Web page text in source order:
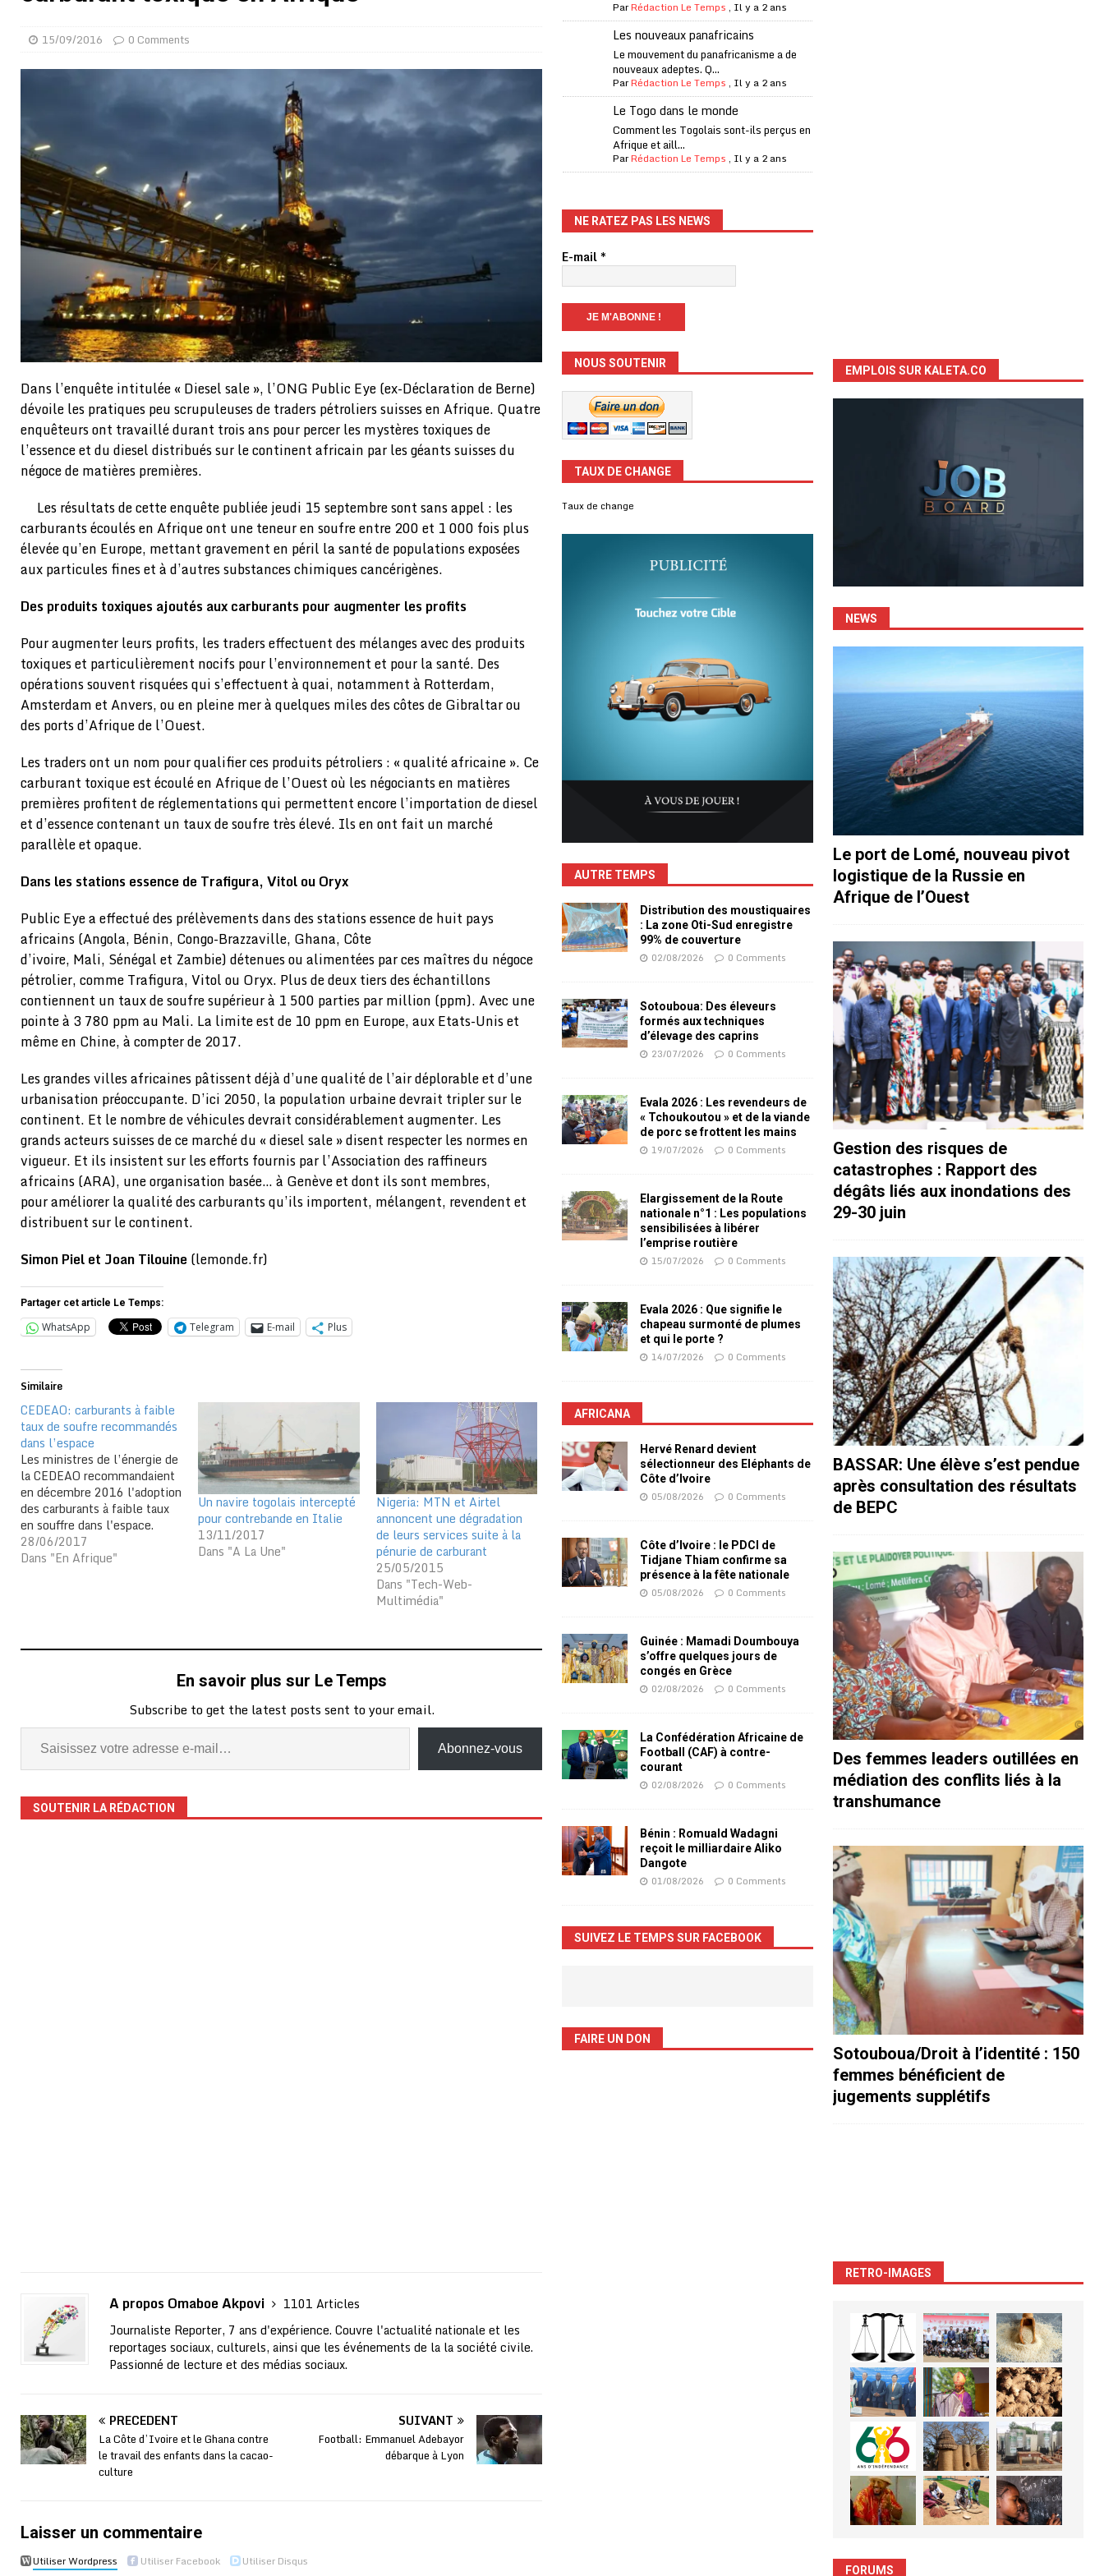
A LA UNE
[ 02/08/2026 ] La Confédération Africaine de Football (CAF) à contre-courant
[ 01/08/2026 ] Quatre candidats à la succession d’Infantino à la tête de la FIFA
A LA UNE
[ 01/08/2026 ]
Bénin : Romuald Wadagni reçoit le milliardaire Aliko Dangote
Niger : le FMI débloque une bouffée d’oxygène financière
ECONOMIE
Franco Baresi, légendaire défenseur de l’Italie et de l’AC Milan, est mort à 66 ans
A LA UNE
[ 31/07/2026 ] Benjamin Mendy a vendu aux enchères son trophée de la Coupe du monde
[ 31/07/2026 ] Bénin : les membres du Sénat installés
A LA UNE
[ 31/07/2026 ] Projet d’investisseurs à la Fifa: l’UEFA menace à «l’unanimité» d’un boycott des Coupes du monde
BUSINESS
[ 30/07/2026 ] Mali : au moins 19 soldats exécutés, Amnesty International exige une enquête
[ 05/08/2026 ] Hervé Renard devient sélectionneur des Eléphants de Côte d’Ivoire
15/09/2016 0 Comments
Dans l’enquête intitulée « Diesel sale », l’ONG Public Eye (ex-Déclaration de Berne)
dévoile les pratiques peu scrupuleuses de traders pétroliers suisses en Afrique. Quatre
enquêteurs ont travaillé durant trois ans pour percer les mystères toxiques de
l’essence et du diesel distribués sur le continent africain par les géants suisses du
négoce de matières premières.
Les résultats de cette enquête publiée jeudi 15 septembre sont sans appel : les
carburants écoulés en Afrique ont une teneur en soufre entre 200 et 1 000 fois plus
élevée qu’en Europe, mettant gravement en péril la santé de populations exposées
aux particules fines et à d’autres substances chimiques cancérigènes.
Des produits toxiques ajoutés aux carburants pour augmenter les profits
Pour augmenter leurs profits, les traders effectuent des mélanges avec des produits
toxiques et particulièrement nocifs pour l’environnement et pour la santé. Des
opérations souvent risquées qui s’effectuent à quai, notamment à Rotterdam,
Amsterdam et Anvers, ou en pleine mer à quelques miles des côtes de Gibraltar ou
des ports d’Afrique de l’Ouest.
Les traders ont un nom pour qualifier ces produits pétroliers : « qualité africaine ». Ce
carburant toxique est écoulé en Afrique de l’Ouest où les négociants en matières
premières profitent de réglementations qui permettent encore l’importation de diesel
et d’essence contenant un taux de soufre très élevé. Ils en ont fait un marché
parallèle et opaque.
Dans les stations essence de Trafigura, Vitol ou Oryx
Public Eye a effectué des prélèvements dans des stations essence de huit pays
africains (Angola, Bénin, Congo-Brazzaville, Ghana, Côte
d’ivoire, Mali, Sénégal et Zambie) détenues ou alimentées par ces maîtres du négoce
pétrolier, comme Trafigura, Vitol ou Oryx. Plus de deux tiers des échantillons
contiennent un taux de soufre supérieur à 1 500 parties par million (ppm). Avec une
pointe à 3 780 ppm au Mali. La limite est de 10 ppm en Europe, aux Etats-Unis et
même en Chine, à compter de 2017.
Les grandes villes africaines pâtissent déjà d’une qualité de l’air déplorable et d’une
urbanisation préoccupante. D’ici 2050, la population urbaine devrait tripler sur le
continent. Et le nombre de véhicules devrait considérablement augmenter. Les
grands acteurs suisses de ce marché du « diesel sale » disent respecter les normes en
vigueur. Et ils insistent sur les efforts fournis par l’Association des raffineurs
africains (ARA), une organisation basée… à Genève et dont ils sont membres,
pour améliorer la qualité des carburants qu’ils importent, mélangent, revendent et
distribuent sur le continent.
Simon Piel et Joan Tilouine(lemonde.fr)
Partager cet article Le Temps:
WhatsApp Telegram E-mail Plus
Similaire
CEDEAO: carburants à faible
taux de soufre recommandés
dans l’espace
Les ministres de l’énergie de
la CEDEAO recommandaient
en décembre 2016 l'adoption
des carburants à faible taux
en souffre dans l'espace.
Appel aux actes ! Une feuille
de route est en cours
limitation…
28/06/2017
Dans "En Afrique"
Un navire togolais intercepté
pour contrebande en Italie
13/11/2017
Dans "A La Une"
Nigeria: MTN et Airtel
annoncent une dégradation
de leurs services suite à la
pénurie de carburant
25/05/2015
Dans "Tech-Web-
Multimédia"
En savoir plus sur Le Temps
Subscribe to get the latest posts sent to your email.
Abonnez-vous
SOUTENIR LA RÉDACTION
A propos Omaboe Akpovi
1101 Articles
Journaliste Reporter, 7 ans d'expérience. Couvre l'actualité nationale et les
reportages sociaux, culturels, ainsi que les événements de la la société civile.
Passionné de lecture et des médias sociaux.
PRÉCÉDENT
La Côte d’Ivoire et le Ghana contre
le travail des enfants dans la cacao-
culture
SUIVANT
Football: Emmanuel Adebayor
débarque à Lyon
Laisser un commentaire
Utiliser Wordpress Utiliser Facebook Utiliser Disqus
ParRédaction Le Temps , Il y a 2 ans
Les nouveaux panafricains
Le mouvement du panafricanisme a de
nouveaux adeptes. Q...
ParRédaction Le Temps , Il y a 2 ans
Le Togo dans le monde
Comment les Togolais sont-ils perçus en
Afrique et aill...
ParRédaction Le Temps , Il y a 2 ans
NE RATEZ PAS LES NEWS
E-mail*
NOUS SOUTENIR
TAUX DE CHANGE
Taux de change
AUTRE TEMPS
Distribution des moustiquaires
: La zone Oti-Sud enregistre
99% de couverture
02/08/2026 0 Comments
Sotouboua: Des éleveurs
formés aux techniques
d’élevage des caprins
23/07/2026 0 Comments
Evala 2026 : Les revendeurs de
« Tchoukoutou » et de la viande
de porc se frottent les mains
19/07/2026 0 Comments
Elargissement de la Route
nationale n°1 : Les populations
sensibilisées à libérer
l’emprise routière
15/07/2026 0 Comments
Evala 2026 : Que signifie le
chapeau surmonté de plumes
et qui le porte ?
14/07/2026 0 Comments
AFRICANA
Hervé Renard devient
sélectionneur des Eléphants de
Côte d’Ivoire
05/08/2026 0 Comments
Côte d’Ivoire : le PDCI de
Tidjane Thiam confirme sa
présence à la fête nationale
05/08/2026 0 Comments
Guinée : Mamadi Doumbouya
s’offre quelques jours de
congés en Grèce
02/08/2026 0 Comments
La Confédération Africaine de
Football (CAF) à contre-
courant
02/08/2026 0 Comments
Bénin : Romuald Wadagni
reçoit le milliardaire Aliko
Dangote
01/08/2026 0 Comments
SUIVEZ LE TEMPS SUR FACEBOOK
FAIRE UN DON
EMPLOIS SUR KALETA.CO
NEWS
Le port de Lomé, nouveau pivot
logistique de la Russie en
Afrique de l’Ouest
Gestion des risques de
catastrophes : Rapport des
dégâts liés aux inondations des
29-30 juin
BASSAR: Une élève s’est pendue
après consultation des résultats
de BEPC
Des femmes leaders outillées en
médiation des conflits liés à la
transhumance
Sotouboua/Droit à l’identité : 150
femmes bénéficient de
jugements supplétifs
RETRO-IMAGES
FORUMS